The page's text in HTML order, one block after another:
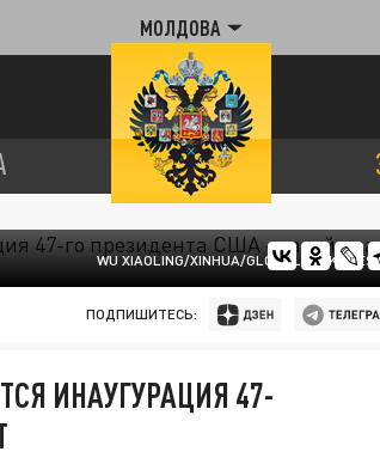
МОЛДОВА
WU XIAOLING/XINHUA/
ПОДПИШИТЕСЬ:
ИНАУГУРАЦИЯ 47-